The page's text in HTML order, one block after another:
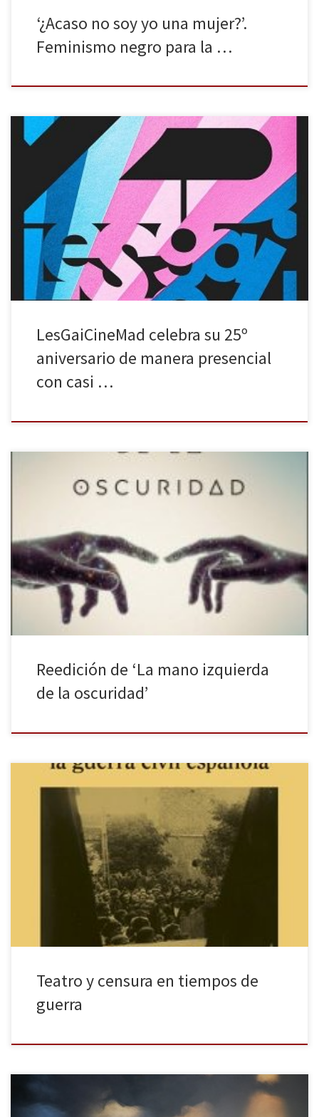
‘¿Acaso no soy yo una mujer?’.
Feminismo negro para la …
LesGaiCineMad celebra su 25º aniversario de manera presencial
con casi 100 películas entre largometrajes, documentales y cortos
Brays Efe, Itziar Castro o Fátima Baeza formarán parte del jurado
Madrid, 21 de octubre de 2020. El festival internacional de cine de
temática LGBTIQ+ que cuenta con el mayor reconocimiento
internacional de […]
LesGaiCineMad celebra su 25º
aniversario de manera presencial
con casi …
reedición de La mano izquierda de la oscuridad de Ursula K. Le
Guin. Una novela de ciencia ficción publicada en 1969 que llegó a
España en 1973 de la mano de Minotauro en su colección Otros
Mundos traducida por Francisco Abelenda. […]
Reedición de ‘La mano izquierda
de la oscuridad’
En los últimos años son varios los estudios dedicados, por un lado,
a la censura franquista, entre los que destacan, en lo que se
refiere al campo teatral, los de la investigadora Berta Muñoz, así
como los dedicados a la utilización política del teatro en nuestro
país, tanto en el […]
Teatro y censura en tiempos de
guerra